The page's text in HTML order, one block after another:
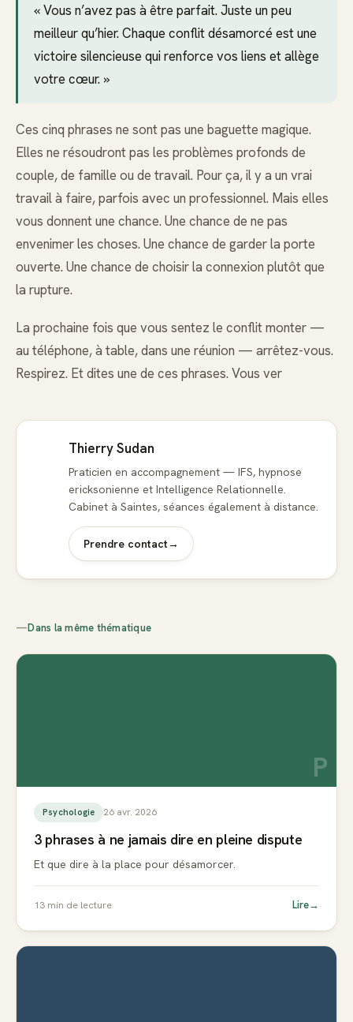
« Vous n’avez pas à être parfait. Juste un peu
meilleur qu’hier. Chaque conflit désamorcé est une
victoire silencieuse qui renforce vos liens et allège
votre cœur. »
Ces cinq phrases ne sont pas une baguette magique.
Elles ne résoudront pas les problèmes profonds de
couple, de famille ou de travail. Pour ça, il y a un vrai
travail à faire, parfois avec un professionnel. Mais elles
vous donnent une chance. Une chance de ne pas
envenimer les choses. Une chance de garder la porte
ouverte. Une chance de choisir la connexion plutôt que
la rupture.
La prochaine fois que vous sentez le conflit monter —
au téléphone, à table, dans une réunion — arrêtez-vous.
Respirez. Et dites une de ces phrases. Vous ver
Thierry Sudan
Praticien en accompagnement — IFS, hypnose
ericksonienne et Intelligence Relationnelle.
Cabinet à Saintes, séances également à distance.
Prendre contact→
—Dans la même thématique
P
Psychologie 26 avr. 2026
3 phrases à ne jamais dire en pleine dispute
Et que dire à la place pour désamorcer.
13 min de lecture Lire→